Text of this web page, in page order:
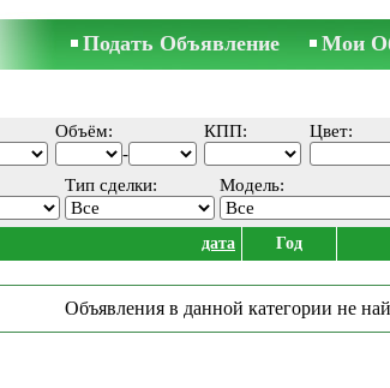
Подать Объявление Мои
Объём:
-
КПП: Цвет:
Тип сделки: Модель:
дата Год
Объявления в данной категории не